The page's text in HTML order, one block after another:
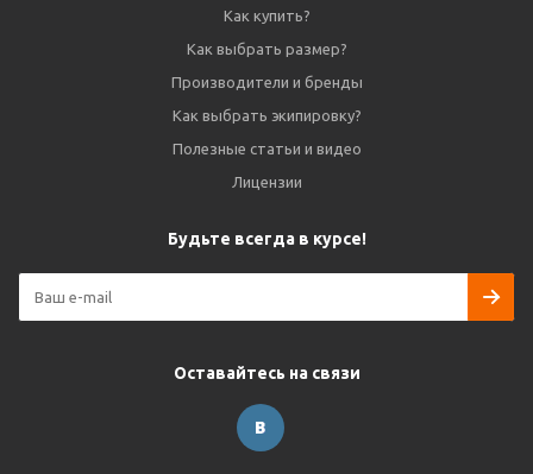
Как купить?
Как выбрать размер?
Производители и бренды
Как выбрать экипировку?
Полезные статьи и видео
Лицензии
Будьте всегда в курсе!
Оставайтесь на связи